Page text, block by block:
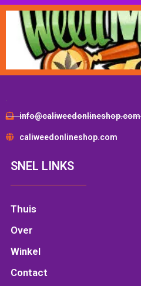
.
info@caliweedonlineshop.com
caliweedonlineshop.com
SNEL LINKS
Thuis
Over
Winkel
Contact